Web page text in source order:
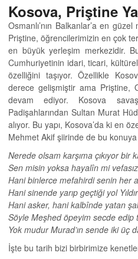
Kosova, Priştine
Osmanlı’nın Balkanlar’a en
Priştine, öğrencilerimizin en çok
en büyük yerleşim merkezidir.
Cumhuriyetinin idari, ticari,
özelliğini taşıyor. Özellikle
derece gelişmiştir ama Priştine,
devam ediyor. Kosova
Padişahlarından Sultan Murat
alıyor. Bu yapı, Kosova’da ki en
Mehmet Akif şiirinde de bu
Nerede olsam karşıma çıkıyor bir
Sen misin yoksa hayalîn mi
Hani binlerce mefahirdi senin her
Hani sinende yarıp geçtiği yol
Hani asker, hani kalbînde yatan
Söyle Meşhed öpeyim secde edip
Yok mudur Murad’ın sende iki üç
İşte bu tarih bizi birbirimize